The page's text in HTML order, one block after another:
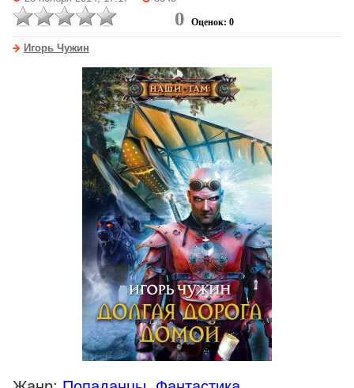
0 Оценок: 0
Игорь Чужин